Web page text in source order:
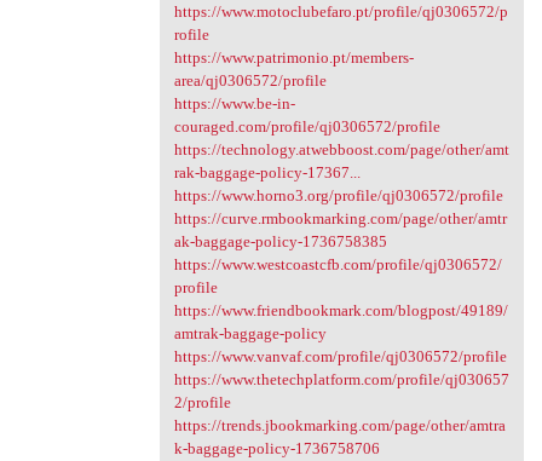
https://www.motoclubefaro.pt/profile/qj0306572/p
rofile
https://www.patrimonio.pt/members-
area/qj0306572/profile
https://www.be-in-
couraged.com/profile/qj0306572/profile
https://technology.atwebboost.com/page/other/amt
rak-baggage-policy-17367...
https://www.horno3.org/profile/qj0306572/profile
https://curve.rmbookmarking.com/page/other/amtr
ak-baggage-policy-1736758385
https://www.westcoastcfb.com/profile/qj0306572/
profile
https://www.friendbookmark.com/blogpost/49189/
amtrak-baggage-policy
https://www.vanvaf.com/profile/qj0306572/profile
https://www.thetechplatform.com/profile/qj030657
2/profile
https://trends.jbookmarking.com/page/other/amtra
k-baggage-policy-1736758706